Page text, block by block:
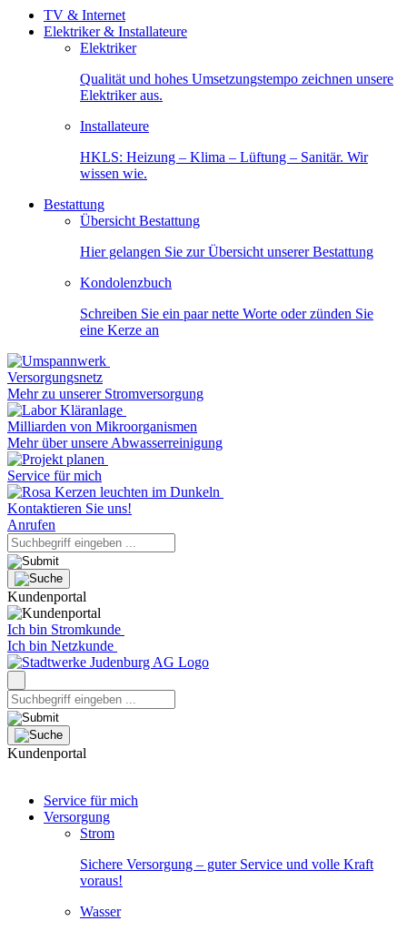
TV & Internet
Elektriker & Installateure
Elektriker
Qualität und hohes Umsetzungstempo zeichnen unsere
Elektriker aus.
Installateure
HKLS: Heizung – Klima – Lüftung – Sanitär. Wir
wissen wie.
Bestattung
Übersicht Bestattung
Hier gelangen Sie zur Übersicht unserer Bestattung
Kondolenzbuch
Schreiben Sie ein paar nette Worte oder zünden Sie
eine Kerze an
Versorgungsnetz
Mehr zu unserer Stromversorgung
Milliarden von Mikroorganismen
Mehr über unsere Abwasserreinigung
Service für mich
Kontaktieren Sie uns!
Anrufen
Kundenportal
Ich bin Stromkunde
Ich bin Netzkunde
Kundenportal
Service für mich
Versorgung
Strom
Sichere Versorgung – guter Service und volle Kraft
voraus!
Wasser